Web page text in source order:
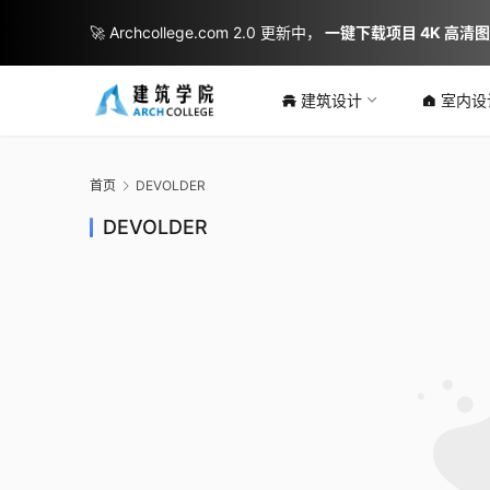
建筑设计 室内设
首页 DEVOLDER
DEVOLDER
🚀 Archcollege.com 2.0 更新中， 一键下载项目 4K 高清